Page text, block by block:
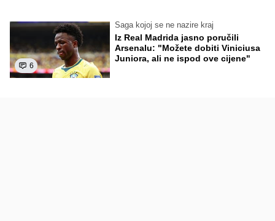
6
Saga kojoj se ne nazire kraj
Iz Real Madrida jasno poručili
Arsenalu: "Možete dobiti Viniciusa
Juniora, ali ne ispod ove cijene"